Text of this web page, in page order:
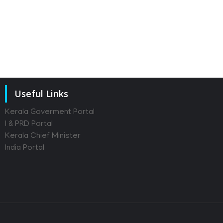
Useful Links
Kerala Goverment Portal
I & PRD Portal
Kerala Chief Minister
India Portal